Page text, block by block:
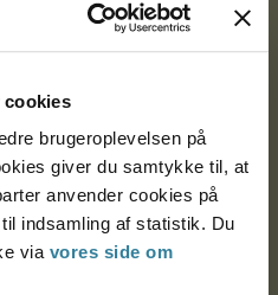
cookies
brugeroplevelsen på
giver du samtykke til, at
anvender cookies på
indsamling af statistik. Du
via vores side om